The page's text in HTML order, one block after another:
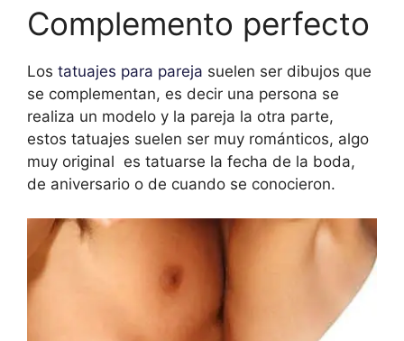
Complemento perfecto
Los tatuajes para pareja suelen ser dibujos que
se complementan, es decir una persona se
realiza un modelo y la pareja la otra parte,
estos tatuajes suelen ser muy románticos, algo
muy original es tatuarse la fecha de la boda,
de aniversario o de cuando se conocieron.